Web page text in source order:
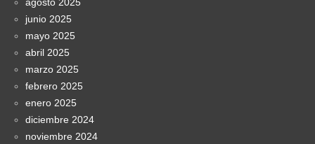
junio 2025
mayo 2025
abril 2025
marzo 2025
febrero 2025
enero 2025
diciembre 2024
noviembre 2024